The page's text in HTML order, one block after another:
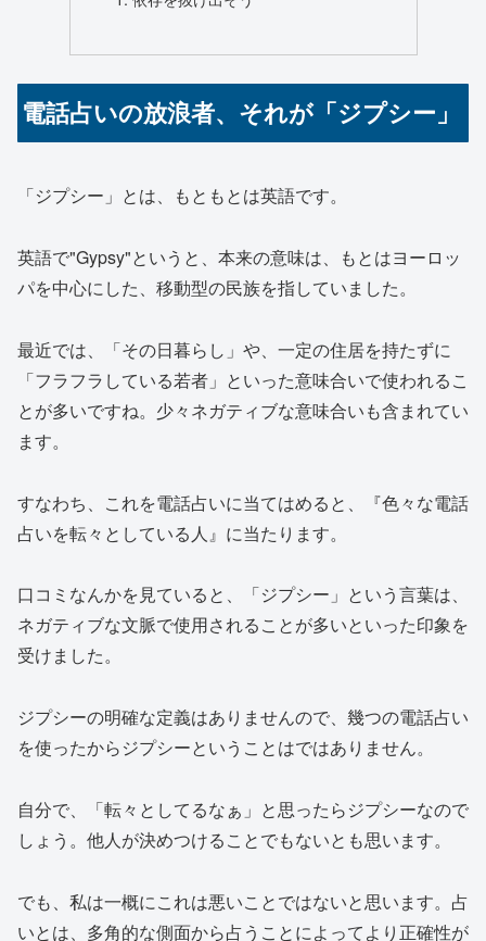
電話占いの放浪者、それが「ジプシー」
「ジプシー」とは、もともとは英語です。
英語で"Gypsy"というと、本来の意味は、もとはヨーロッ
パを中心にした、移動型の民族を指していました。
最近では、 「その日暮らし」 や、一定の住居を持たずに
「フラフラしている若者」 といった意味合いで使われるこ
とが多いですね。少々ネガティブな意味合いも含まれてい
ます。
すなわち、これを電話占いに当てはめると、
『色々な電話
占いを転々としている人』 に当たります。
口コミなんかを見ていると、
「ジプシー」という言葉は、
ネガティブな文脈で使用されることが多いといった印象を
受けました。
ジプシーの明確な定義はありませんので、幾つの電話占い
を使ったからジプシーということはではありません。
自分で、「転々としてるなぁ」と思ったらジプシーなので
しょう。他人が決めつけることでもないとも思います。
でも、私は一概にこれは悪いことではないと思います。占
いとは、多角的な側面から占うことによってより正確性が